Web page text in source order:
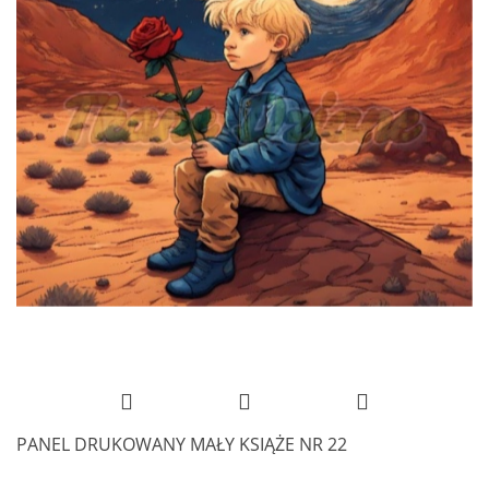
PANEL DRUKOWANY MAŁY KSIĄŻE NR 22